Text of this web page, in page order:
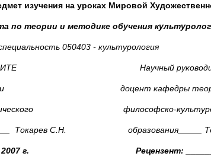
изучения на уроках Мировой
по теории и методике обучения
050403 - культурология
ЗАЩИТЕ Научный
доцент кафедры теории
философско-
Токарев С.Н. образования_____
2007 г. Рецензент: